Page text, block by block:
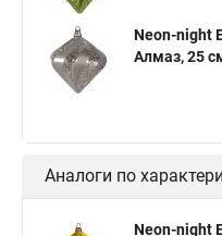
Neon-night
Алмаз, 25
Аналоги по
Neon-night